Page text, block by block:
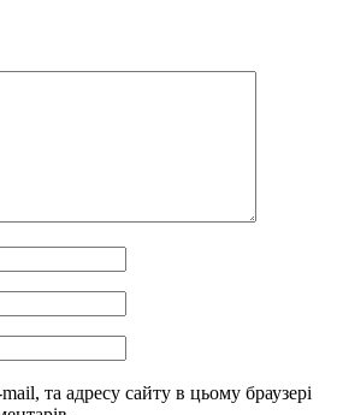
та адресу сайту в цьому браузері